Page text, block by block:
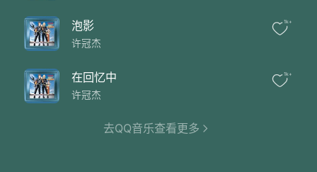
泡影
许冠杰
1k+
在回忆中
许冠杰
1k+
去QQ音乐查看更多